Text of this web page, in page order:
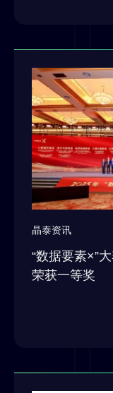
晶泰资讯
“数据要素×”
荣获一等奖